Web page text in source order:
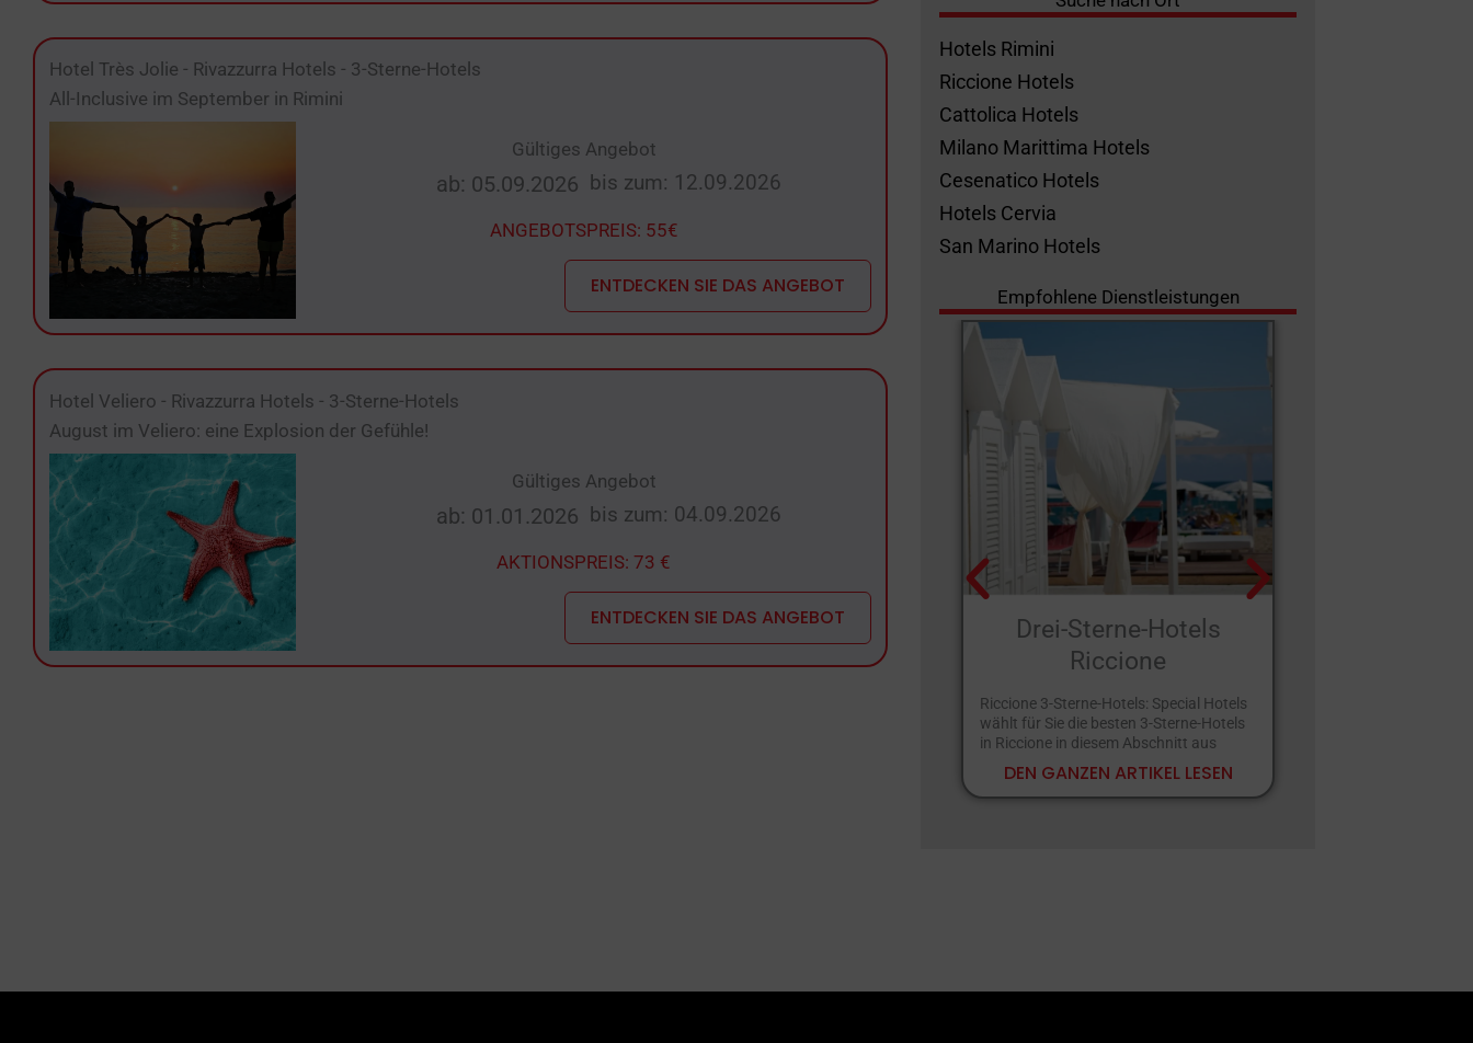
Hotel Très Jolie - Rivazzurra Hotels - 3-Sterne-Hotels
All-Inclusive im September in Rimini
Gültiges Angebot
ab: 05.09.2026 bis zum: 12.09.2026
ANGEBOTSPREIS: 55€
ENTDECKEN SIE DAS ANGEBOT
Hotel Veliero - Rivazzurra Hotels - 3-Sterne-Hotels
August im Veliero: eine Explosion der Gefühle!
Gültiges Angebot
ab: 01.01.2026 bis zum: 04.09.2026
AKTIONSPREIS: 73 €
ENTDECKEN SIE DAS ANGEBOT
Hotels Rimini
Riccione Hotels
Cattolica Hotels
Milano Marittima Hotels
Cesenatico Hotels
Hotels Cervia
San Marino Hotels
Empfohlene Dienstleistungen
Drei-Sterne-Hotels
Riccione
Riccione 3-Sterne-Hotels: Special Hotels
wählt für Sie die besten 3-Sterne-Hotels
in Riccione in diesem Abschnitt aus
DEN GANZEN ARTIKEL LESEN